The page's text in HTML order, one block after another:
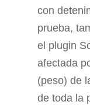
con
prueba,
el plugin
afectada
(peso) de
de toda la